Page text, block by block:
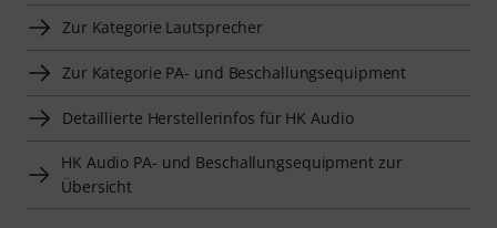
Zur Kategorie Lautsprecher
Zur Kategorie PA- und Beschallungsequipment
Detaillierte Herstellerinfos für HK Audio
HK Audio PA- und Beschallungsequipment zur
Übersicht